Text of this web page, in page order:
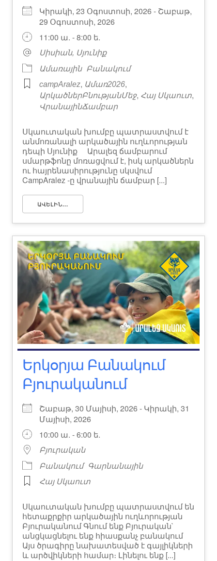
Կիրակի, 23 Օգոստոսի, 2026 - Շաբաթ,
29 Օգոստոսի, 2026
11:00 ա. - 8:00 ե.
Սիսիան, Սյունիք
Ամառային Բանակում
campAralez, Ամառ2026,
ԱրկածներԲնությանՄեջ, Հայ Սկաուտ,
ՎրանայինՃամբար
Սկաուտական խումբը պատրաստվում է
անմոռանալի արկածային ուղևորության
դեպի Սյունիք Արալեզ ճամբարում
սմարթֆոնը մոռացվում է, իսկ արկածներն
ու հայրենասիրությունը սկսվում
CampAralez -ը վրանային ճամբար [...]
ԱՎԵԼԻՆ...
Երկօրյա Բանակում
Բյուրականում
Շաբաթ, 30 Մայիսի, 2026 - Կիրակի, 31
Մայիսի, 2026
10:00 ա. - 6:00 ե.
Բյուրական
Բանակում
Գարնանային
Հայ Սկաուտ
Սկաուտական խումբը պատրաստվում են
հետաքրքիր արկածային ուղևորության
Բյուրականում Գնում ենք Բյուրական`
անցկացնելու ենք հիասքանչ բանակում
Այս ծրագիրը նախատեսված է գայլիկների
և արծվիկների համար։ Լինելու ենք [...]